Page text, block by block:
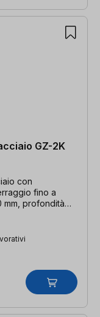
GZ-2K
con
fino a
profondità